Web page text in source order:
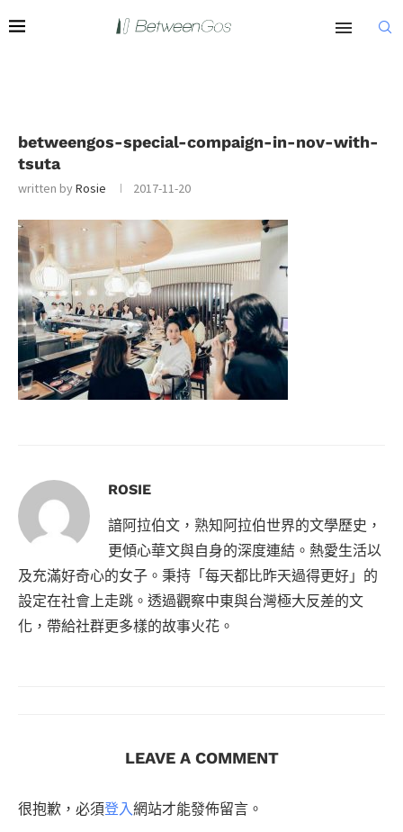
betweengos-special-compaign-in-nov-with-
tsuta
written byRosie 2017-11-20
ROSIE
諳阿拉伯文，熟知阿拉伯世界的文學歷史，
更傾心華文與自身的深度連結。熱愛生活以
及充滿好奇心的女子。秉持「每天都比昨天過得更好」的
設定在社會上走跳。透過觀察中東與台灣極大反差的文
化，帶給社群更多樣的故事火花。
LEAVE A COMMENT
很抱歉，必須登入網站才能發佈留言。